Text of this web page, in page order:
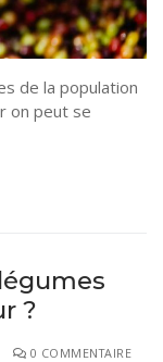
de la population
on peut se
?
0 COMMENTAIRE